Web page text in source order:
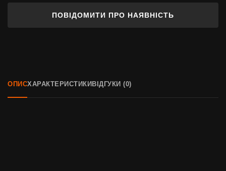
ПОВІДОМИТИ ПРО НАЯВНІСТЬ
ОПИСХАРАКТЕРИСТИКИ ВІДГУКИ (0)